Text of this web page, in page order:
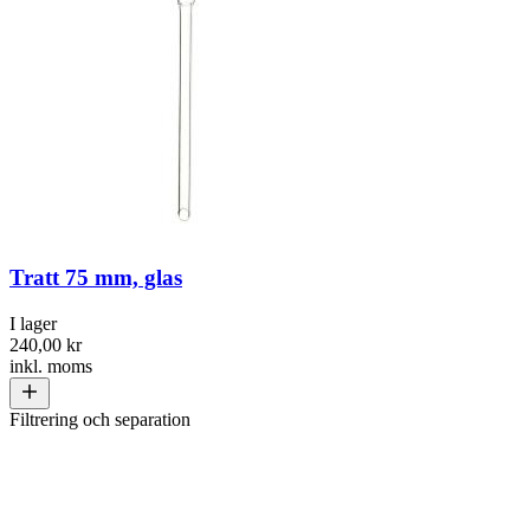
Tratt 75 mm, glas
I lager
240,00 kr
inkl. moms
Filtrering och separation